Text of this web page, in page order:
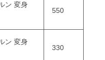
ン 変身
550
ン 変身
330